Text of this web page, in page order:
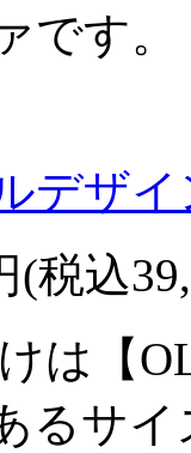
です。
デザ
(税込
は【
るサ